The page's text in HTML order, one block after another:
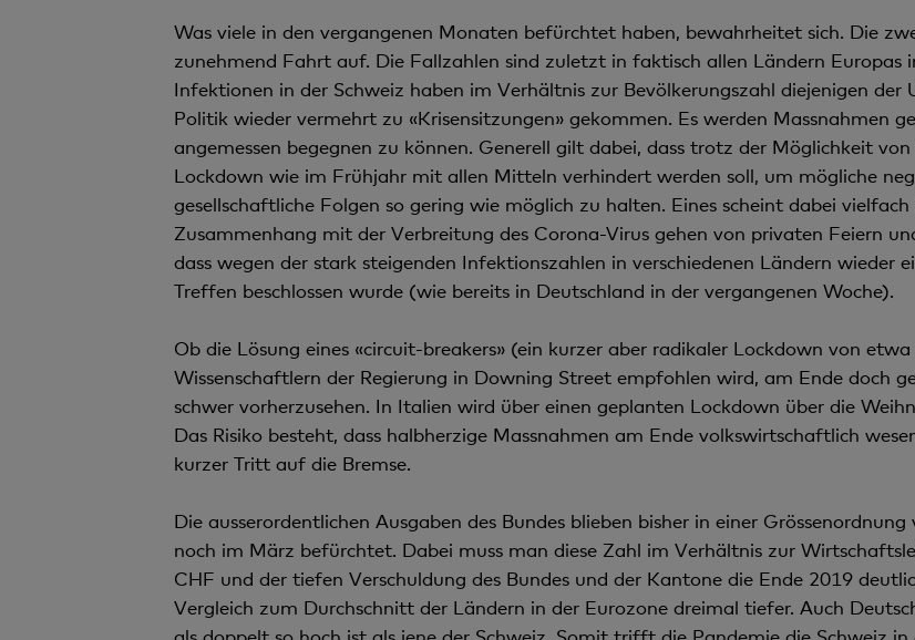
Was viele in den vergangenen Monaten befürchtet haben, bewahrheitet sich. Die
zunehmend Fahrt auf. Die Fallzahlen sind zuletzt in faktisch allen Ländern Europas
Infektionen in der Schweiz haben im Verhältnis zur Bevölkerungszahl diejenigen der
Politik wieder vermehrt zu «Krisensitzungen» gekommen. Es werden Massnahmen
angemessen begegnen zu können. Generell gilt dabei, dass trotz der Möglichkeit
Lockdown wie im Frühjahr mit allen Mitteln verhindert werden soll, um mögliche
gesellschaftliche Folgen so gering wie möglich zu halten. Eines scheint dabei
Zusammenhang mit der Verbreitung des Corona-Virus gehen von privaten Feiern
dass wegen der stark steigenden Infektionszahlen in verschiedenen Ländern wieder
Treffen beschlossen wurde (wie bereits in Deutschland in der vergangenen Woche).
Ob die Lösung eines «circuit-breakers» (ein kurzer aber radikaler Lockdown von
Wissenschaftlern der Regierung in Downing Street empfohlen wird, am Ende doch
schwer vorherzusehen. In Italien wird über einen geplanten Lockdown über die
Das Risiko besteht, dass halbherzige Massnahmen am Ende volkswirtschaftlich
kurzer Tritt auf die Bremse.
Die ausserordentlichen Ausgaben des Bundes blieben bisher in einer
noch im März befürchtet. Dabei muss man diese Zahl im Verhältnis zur
CHF und der tiefen Verschuldung des Bundes und der Kantone die Ende 2019
Vergleich zum Durchschnitt der Ländern in der Eurozone dreimal tiefer. Auch